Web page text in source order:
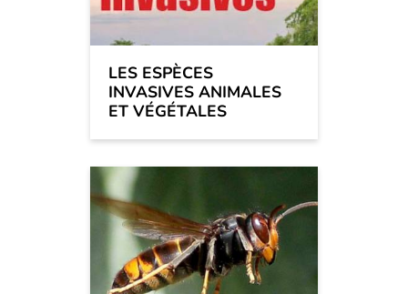
LES ESPÈCES
INVASIVES ANIMALES
ET VÉGÉTALES